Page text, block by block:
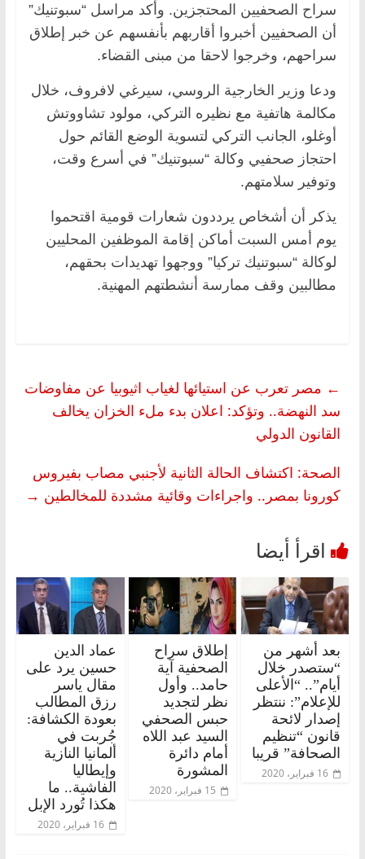
سراح الصحفيين المحتجزين. وأكد مراسل “سبوتنيك”
أن الصحفيين أخبروا أقاربهم بأنفسهم عن خبر إطلاق
سراحهم، وخرجوا لاحقا من مبنى القضاء.
ودعا وزير الخارجية الروسي، سيرغي لافروف، خلال
مكالمة هاتفية مع نظيره التركي، مولود تشاووتش
أوغلو، الجانب التركي لتسوية الوضع القائم حول
احتجاز صحفيي وكالة “سبوتنيك” في أسرع وقت،
وتوفير سلامتهم.
يذكر أن أشخاص يرددون شعارات قومية اقتحموا
يوم أمس السبت أماكن إقامة الموظفين المحليين
لوكالة “سبوتنيك تركيا” ووجهوا تهديدات بحقهم،
مطالبين وقف ممارسة أنشطتهم المهنية.
← مصر تعرب عن استيائها لغياب اثيوبيا عن مفاوضات
سد النهضة.. وتؤكد: اعلان بدء ملء الخزان يخالف
القانون الدولي
الصحة: اكتشاف الحالة الثانية لأجنبي مصاب بفيروس
كورونا بمصر.. واجراءات وقائية مشددة للمخالطين →
بعد أشهر من
“ستصدر خلال
أيام”.. “الأعلى
للإعلام”: ننتظر
إصدار لائحة
قانون “تنظيم
الصحافة” قريبا
16 فبراير، 2020
إطلاق سراح
الصحفية آية
حامد.. وأول
نظر لتجديد
حبس الصحفي
السيد عبد اللاه
أمام دائرة
المشورة
15 فبراير، 2020
عماد الدين
حسين يرد على
مقال ياسر
رزق المطالب
بعودة الكشافة:
جُربت في
ألمانيا النازية
وإيطاليا
الفاشية.. ما
هكذا تُورد الإبل
16 فبراير، 2020